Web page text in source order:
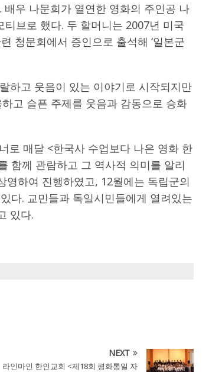
우 나문희가 열연한 영화의 주인공 나
브로 했다. 두 할머니는 2007년 미국
청문회에서 증인으로 출석해 ‘일본군
하고 웃음이 있는 이야기로 시작되지만
고 슬픈 주제를 웃음과 감동으로 승화
로 매달 <한국사 수업보다 나은 영화 한
함께 관람하고 그 역사적 의미를 알리
영하여 진행하였고, 12월에는 독립군의
다. 교민들과 독일시민들에게 열려있는
있다.
NEXT
라인마인 한인교회 <제18회 평화통일 자